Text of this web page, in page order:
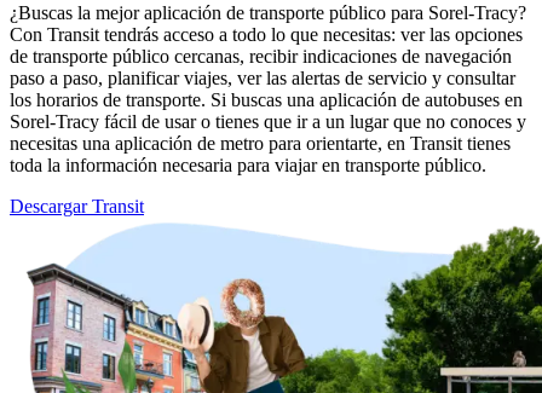
¿Buscas la mejor aplicación de transporte público para Sorel-Tracy?
Con Transit tendrás acceso a todo lo que necesitas: ver las opciones
de transporte público cercanas, recibir indicaciones de navegación
paso a paso, planificar viajes, ver las alertas de servicio y consultar
los horarios de transporte. Si buscas una aplicación de autobuses en
Sorel-Tracy fácil de usar o tienes que ir a un lugar que no conoces y
necesitas una aplicación de metro para orientarte, en Transit tienes
toda la información necesaria para viajar en transporte público.
Descargar Transit